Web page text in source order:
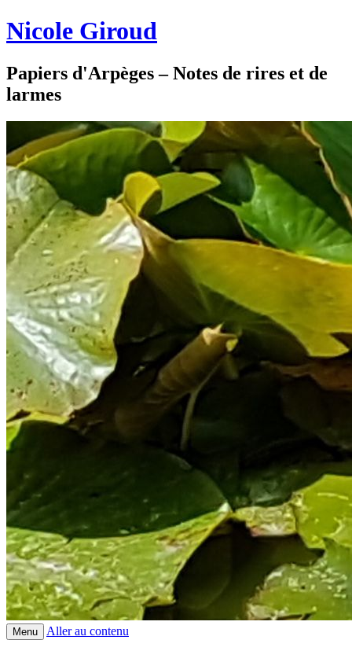
Nicole Giroud
Papiers d'Arpèges – Notes de rires et de
larmes
Menu Aller au contenu